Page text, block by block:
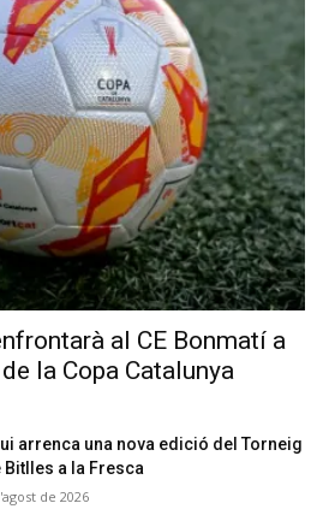
al CE Bonmatí a
la Copa Catalunya
arrenca una nova edició del Torneig
Bitlles a la Fresca
de 2026